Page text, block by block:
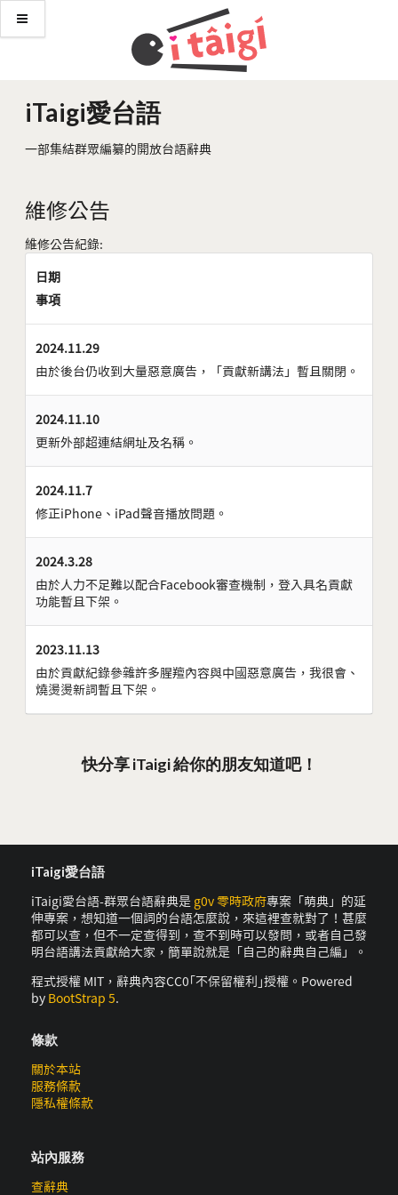
iTaigi愛台語
一部集結群眾編纂的開放台語辭典
維修公告
維修公告紀錄:
日期
事項
2024.11.29
由於後台仍收到大量惡意廣告，「貢獻新講法」暫且關閉。
2024.11.10
更新外部超連結網址及名稱。
2024.11.7
修正iPhone、iPad聲音播放問題。
2024.3.28
由於人力不足難以配合Facebook審查機制，登入具名貢獻
功能暫且下架。
2023.11.13
由於貢獻紀錄參雜許多腥羶內容與中國惡意廣告，我很會、
燒燙燙新詞暫且下架。
快分享 iTaigi 給你的朋友知道吧！
iTaigi愛台語
iTaigi愛台語-群眾台語辭典是 g0v 零時政府專案「萌典」的延
伸專案，想知道一個詞的台語怎麼說，來這裡查就對了！甚麼
都可以查，但不一定查得到，查不到時可以發問，或者自己發
明台語講法貢獻給大家，簡單說就是「自己的辭典自己編」。
程式授權 MIT，辭典內容CC0｢不保留權利｣授權。Powered
by BootStrap 5.
條款
關於本站
服務條款
隱私權條款
站內服務
查辭典